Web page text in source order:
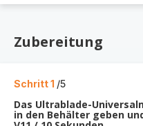
Zubereitung
Schritt 1 /5
Das Ultrablade-
in den Behälter geben